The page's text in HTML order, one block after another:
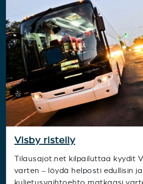
Visby risteily
Tilausajot.net kilpailuttaa kyydit
varten – löydä helposti edullisin
kuljetusvaihtoehto matkaasi